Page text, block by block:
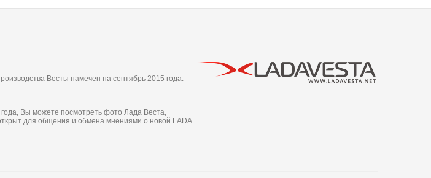
Весты намечен на сентябрь 2015 года.
Вы можете посмотреть фото Лада Веста,
для общения и обмена мнениями о новой LADA